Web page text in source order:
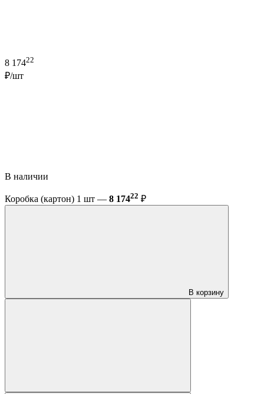
8 17422
₽/шт
В наличии
Коробка (картон) 1 шт — 8 17422 ₽
В корзину